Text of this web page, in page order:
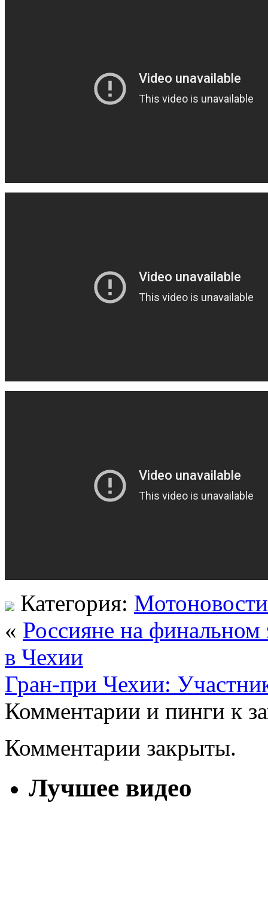
Категория: Мотоновости
« Россияне на
в Чехии
Гран-при Чехии:
Комментарии и пинги к
Комментарии закрыты.
Лучшее видео